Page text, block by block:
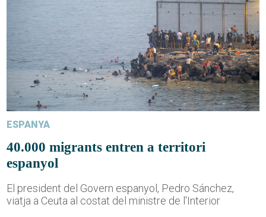
ESPANYA
40.000 migrants entren a territori
espanyol
El president del Govern espanyol, Pedro Sánchez,
viatja a Ceuta al costat del ministre de l'Interior